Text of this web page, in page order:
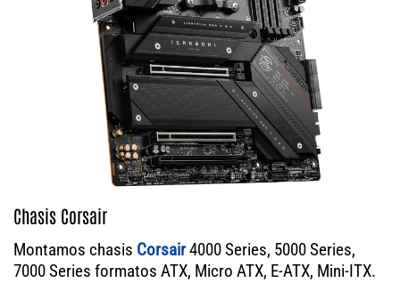
Chasis Corsair
Montamos chasis Corsair4000 Series, 5000 Series,
7000 Series formatos ATX, Micro ATX, E-ATX, Mini-ITX.